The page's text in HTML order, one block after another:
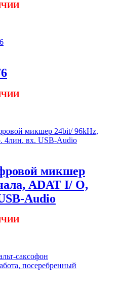
микшер
ADAT I/ O,
Audio